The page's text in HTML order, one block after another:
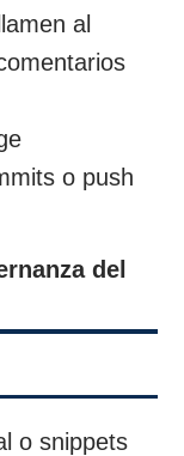
al
o push
del
o snippets